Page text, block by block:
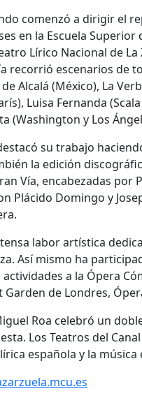
comenzó a dirigir el
en la Escuela
Lírico Nacional de
recorrió escenarios de
Alcalá (México), La
Luisa Fernanda
(Washington y Los
su trabajo
la edición
Vía, encabezadas
Plácido Domingo y
labor artística
Así mismo ha
a la Ópera
Garden de Londres,
Roa celebró un
Los Teatros del
española y la música